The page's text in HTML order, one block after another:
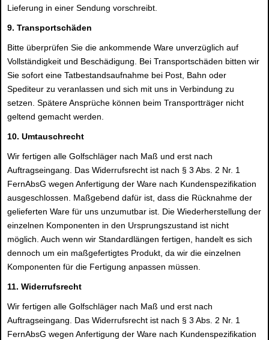
Lieferung in einer Sendung vorschreibt.
9. Transportschäden
Bitte überprüfen Sie die ankommende Ware unverzüglich auf
Vollständigkeit und Beschädigung. Bei Transportschäden bitten wir
Sie sofort eine Tatbestandsaufnahme bei Post, Bahn oder
Spediteur zu veranlassen und sich mit uns in Verbindung zu
setzen. Spätere Ansprüche können beim Transportträger nicht
geltend gemacht werden.
10. Umtauschrecht
Wir fertigen alle Golfschläger nach Maß und erst nach
Auftragseingang. Das Widerrufsrecht ist nach § 3 Abs. 2 Nr. 1
FernAbsG wegen Anfertigung der Ware nach Kundenspezifikation
ausgeschlossen. Maßgebend dafür ist, dass die Rücknahme der
gelieferten Ware für uns unzumutbar ist. Die Wiederherstellung der
einzelnen Komponenten in den Ursprungszustand ist nicht
möglich. Auch wenn wir Standardlängen fertigen, handelt es sich
dennoch um ein maßgefertigtes Produkt, da wir die einzelnen
Komponenten für die Fertigung anpassen müssen.
11. Widerrufsrecht
Wir fertigen alle Golfschläger nach Maß und erst nach
Auftragseingang. Das Widerrufsrecht ist nach § 3 Abs. 2 Nr. 1
FernAbsG wegen Anfertigung der Ware nach Kundenspezifikation